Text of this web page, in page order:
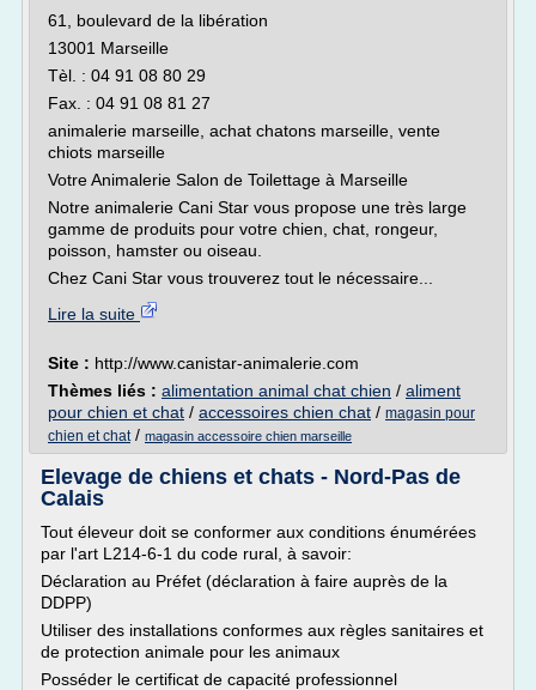
61, boulevard de la libération
13001 Marseille
Tèl. : 04 91 08 80 29
Fax. : 04 91 08 81 27
animalerie marseille, achat chatons marseille, vente
chiots marseille
Votre Animalerie Salon de Toilettage à Marseille
Notre animalerie Cani Star vous propose une très large
gamme de produits pour votre chien, chat, rongeur,
poisson, hamster ou oiseau.
Chez Cani Star vous trouverez tout le nécessaire...
Lire la suite
Site : http://www.canistar-animalerie.com
Thèmes liés : alimentation animal chat chien / aliment
pour chien et chat / accessoires chien chat / magasin pour
chien et chat/ magasin accessoire chien marseille
Elevage de chiens et chats - Nord-Pas de
Calais
Tout éleveur doit se conformer aux conditions énumérées
par l'art L214-6-1 du code rural, à savoir:
Déclaration au Préfet (déclaration à faire auprès de la
DDPP)
Utiliser des installations conformes aux règles sanitaires et
de protection animale pour les animaux
Posséder le certificat de capacité professionnel